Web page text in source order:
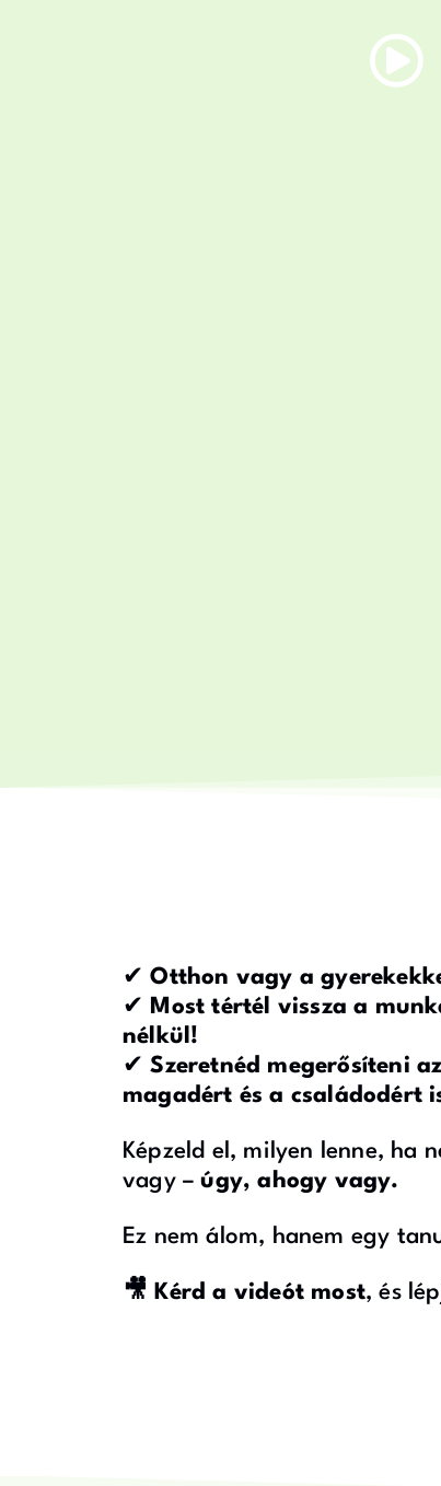
✔Otthon vagy a
✔ Most tértél vissza a
nélkül!
✔Szeretnéd megerősíteni
magadért és a családodért
Képzeld el, milyen lenne, ha
vagy –úgy, ahogy vagy.
Ez nem álom, hanem egy
🎥 Kérd a videót most, és